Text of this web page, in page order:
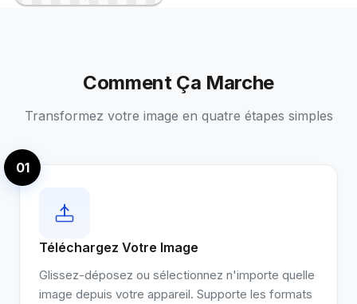
Comment Ça Marche
Transformez votre image en quatre étapes simples
01
Téléchargez Votre Image
Glissez-déposez ou sélectionnez n'importe quelle
image depuis votre appareil. Supporte les formats